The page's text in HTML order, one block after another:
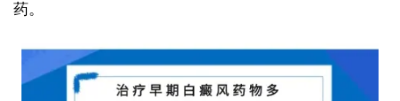
药。